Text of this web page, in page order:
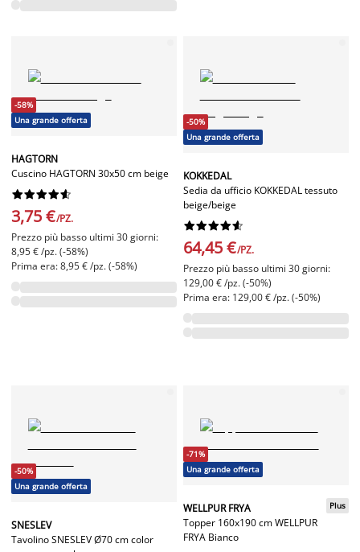
-58%
Una grande offerta
HAGTORN
Cuscino HAGTORN 30x50 cm beige






3,75 €/PZ.
Prezzo più basso ultimi 30 giorni:
8,95 € /pz. (-58%)
Prima era: 8,95 € /pz. (-58%)
-50%
Una grande offerta
KOKKEDAL
Sedia da ufficio KOKKEDAL tessuto
beige/beige






64,45 €/PZ.
Prezzo più basso ultimi 30 giorni:
129,00 € /pz. (-50%)
Prima era: 129,00 € /pz. (-50%)
-50%
Una grande offerta
SNESLEV
Tavolino SNESLEV Ø70 cm color
-71%
Una grande offerta
WELLPUR FRYA
Topper 160x190 cm WELLPUR
FRYA Bianco
Plus